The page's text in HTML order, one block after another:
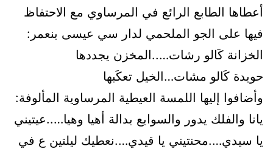
أعطاها الطابع الرائع في المرساوي مع الاحتفاظ
فيها على الجو الملحمي لدار سي عيسى بنعمر:
الخزانة كَالو رشات…..المخزن يجددها
حويدة كَالو مشات…الخيل تعكَبها
وأضافوا إليها اللمسة العيطية المرساوية المألوفة:
يانا والفلك يدور والسوايع بدالة أهيا وهيا…..عيتيني
يا سيدي….محنتيني يا قيدي….نعطيك ليلتين ع في